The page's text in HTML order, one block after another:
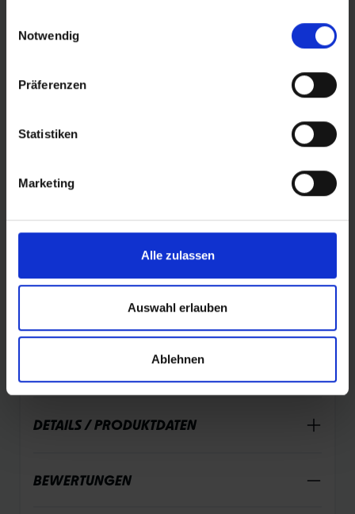
Notwendig
Präferenzen
Statistiken
Marketing
Alle zulassen
Auswahl erlauben
Ablehnen
anderen festen Untergründen hat der HYBRID Johnny
Watts 365 eng beieinanderstehende Stollen in der Mitte,
großzügige Dimensionierung sorgt für Haltbarkeit. Zu
Traktion zu bieten. Die großen Seitenstollen sind an
DER RICHTIGE LUFTDRUCK
Akku-Reichweite von E-Bikes hängen vom richtigen
Luftdruck ab. Mit wie viel Druck du das Beste aus dem
dem Schwalbe Pressure Guide einfach ermitteln. Mit
leichten Anpassungen kannst du dann das
Fahrverhalten feintunen.
DETAILS / PRODUKTDATEN
BEWERTUNGEN